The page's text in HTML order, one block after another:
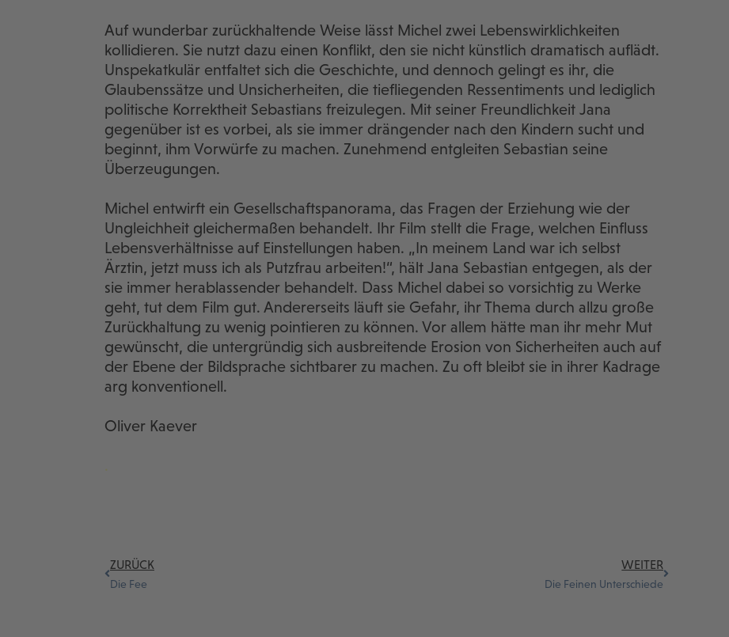
Auf wunderbar zurückhaltende Weise lässt Michel zwei Lebenswirklichkeiten
kollidieren. Sie nutzt dazu einen Konflikt, den sie nicht künstlich dramatisch auflädt.
Unspekatkulär entfaltet sich die Geschichte, und dennoch gelingt es ihr, die
Glaubenssätze und Unsicherheiten, die tiefliegenden Ressentiments und lediglich
politische Korrektheit Sebastians freizulegen. Mit seiner Freundlichkeit Jana
gegenüber ist es vorbei, als sie immer drängender nach den Kindern sucht und
beginnt, ihm Vorwürfe zu machen. Zunehmend entgleiten Sebastian seine
Überzeugungen.
Michel entwirft ein Gesellschaftspanorama, das Fragen der Erziehung wie der
Ungleichheit gleichermaßen behandelt. Ihr Film stellt die Frage, welchen Einfluss
Lebensverhältnisse auf Einstellungen haben. „In meinem Land war ich selbst
Ärztin, jetzt muss ich als Putzfrau arbeiten!“, hält Jana Sebastian entgegen, als der
sie immer herablassender behandelt. Dass Michel dabei so vorsichtig zu Werke
geht, tut dem Film gut. Andererseits läuft sie Gefahr, ihr Thema durch allzu große
Zurückhaltung zu wenig pointieren zu können. Vor allem hätte man ihr mehr Mut
gewünscht, die untergründig sich ausbreitende Erosion von Sicherheiten auch auf
der Ebene der Bildsprache sichtbarer zu machen. Zu oft bleibt sie in ihrer Kadrage
arg konventionell.
Oliver Kaever
.
ZURÜCK
Die Fee
WEITER
Die Feinen Unterschiede